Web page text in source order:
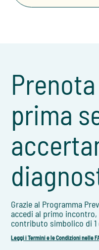
prima
Grazie al Programma
accedi al primo
contributo simbolico di 1
Leggi i Termini e le Condizioni nelle